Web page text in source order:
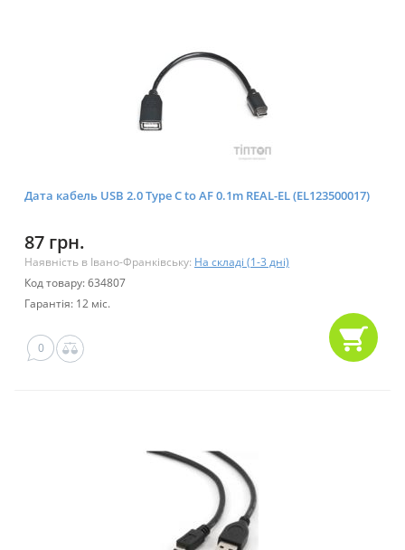
Дата кабель USB 2.0 Type C to AF 0.1m REAL-EL (EL123500017)
87 грн.
Наявність в Івано-Франківську: На складі (1-3 дні)
Код товару: 634807
Гарантія: 12 міс.
0